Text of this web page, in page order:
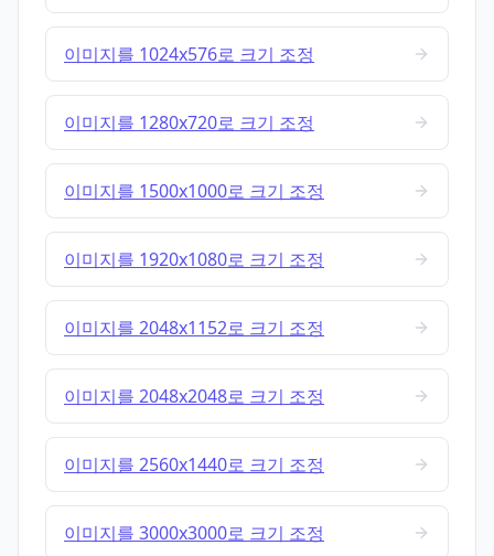
이미지를 1024x576로 크기 조정
이미지를 1280x720로 크기 조정
이미지를 1500x1000로 크기 조정
이미지를 1920x1080로 크기 조정
이미지를 2048x1152로 크기 조정
이미지를 2048x2048로 크기 조정
이미지를 2560x1440로 크기 조정
이미지를 3000x3000로 크기 조정